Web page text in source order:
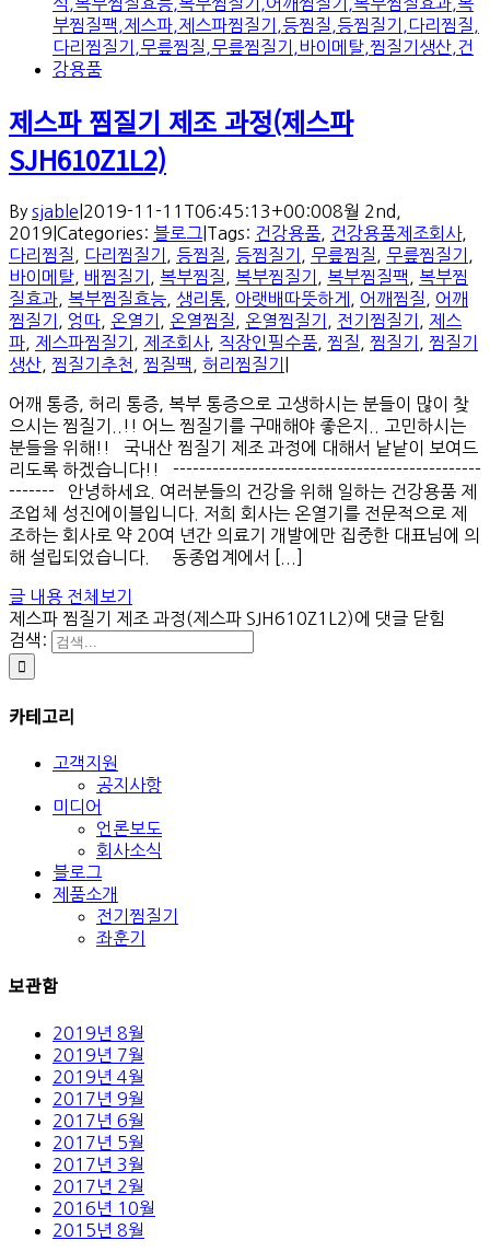
제스파 찜질기 제조 과정(제스파
SJH610Z1L2)
By sjable 2019-11-11T06:45:13+00:008월 2nd,
2019 Categories: 블로그 Tags: 건강용품 건강용품제조회사,
다리찜질
다리찜질기 등찜질 등찜질기 무릎찜질 무릎찜질기
바이메탈
배찜질기 복부찜질 복부찜질기 복부찜질팩
복부찜
질효과
복부찜질효능 생리통 아랫배따뜻하게 어깨찜질
어깨
찜질기
엉따 온열기 온열찜질 온열찜질기 전기찜질기
제스
파
제스파찜질기 제조회사, 직장인필수품 찜질 찜질기
찜질기
생산
찜질기추천 찜질팩 허리찜질기
어깨 통증, 허리 통증, 복부 통증으로 고생하시는 분들이 많이 찾
으시는 찜질기..!! 어느 찜질기를 구매해야 좋은지.. 고민하시는
분들을 위해!! 국내산 찜질기 제조 과정에 대해서 낱낱이 보여드
리도록 하겠습니다!! -----------------------------------------------
------- 안녕하세요. 여러분들의 건강을 위해 일하는 건강용품 제
조업체 성진에이블입니다. 저희 회사는 온열기를 전문적으로 제
조하는 회사로 약 20여 년간 의료기 개발에만 집중한 대표님에 의
해 설립되었습니다. 동종업계에서 [...]
글 내용 전체보기
제스파 찜질기 제조 과정(제스파 SJH610Z1L2)에 댓글 닫힘
검색:
카테고리
고객지원
공지사항
미디어
언론보도
회사소식
블로그
제품소개
전기찜질기
좌훈기
보관함
2019년 8월
2019년 7월
2019년 4월
2017년 9월
2017년 6월
2017년 5월
2017년 3월
2017년 2월
2016년 10월
2015년 8월